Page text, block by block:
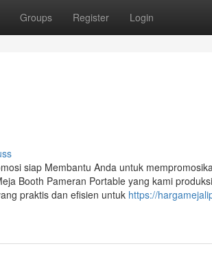
Groups Register Login
siap Membantu Anda untuk
Booth Pameran Portable yang kami
praktis dan efisien untuk https://